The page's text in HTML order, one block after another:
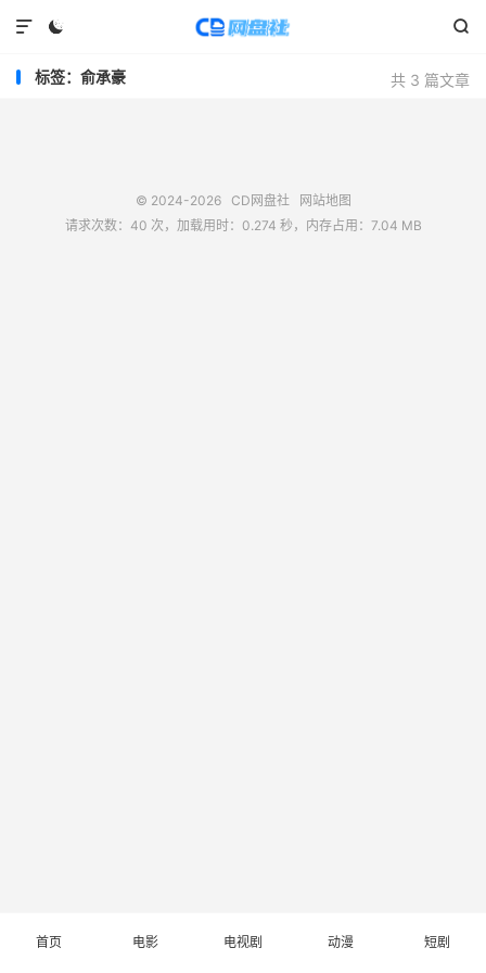
 

共 3 篇文章
标签：俞承豪
© 2024-2026 CD网盘社
网站地图
请求次数：40 次，加载用时：0.274 秒，内存占用：7.04 MB
首页 电影 电视剧 动漫 短剧